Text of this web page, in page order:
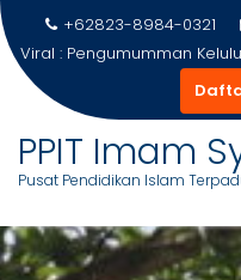
to
content
+62823-8984-0321
Viral : Pengumumman
PPIT Imam
Pusat Pendidikan Islam